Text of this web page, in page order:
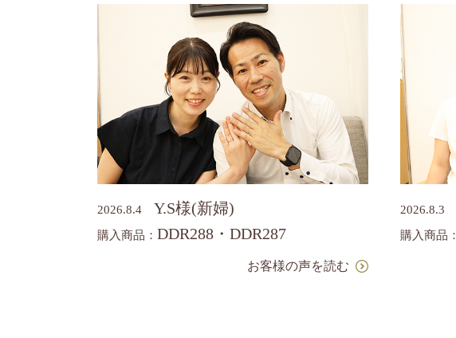
2026.8.4 Y.S様(新婦)
購入商品： DDR288・DDR287
お客様の声を読む
2026.8.3
購入商品：